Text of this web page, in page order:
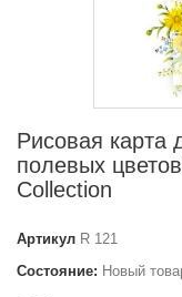
Рисовая карта
полевых
Collection
Артикул R 121
Состояние: Новый